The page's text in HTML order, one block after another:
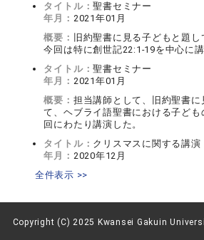
タイトル：聖書セミナー
年月： 2021年01月
概要：
旧約聖書に見る子どもと題し
今回は特に創世記22:1-19を中心に講
タイトル：聖書セミナー
年月： 2021年01月
概要： 担当講師として、旧約聖書に
て、ヘブライ語聖書における子ど
回にわたり講演した。
タイトル： クリスマスに関する講演
年月： 2020年12月
全件表示 >>
Copyright (C) 2025 Kwansei Gakuin